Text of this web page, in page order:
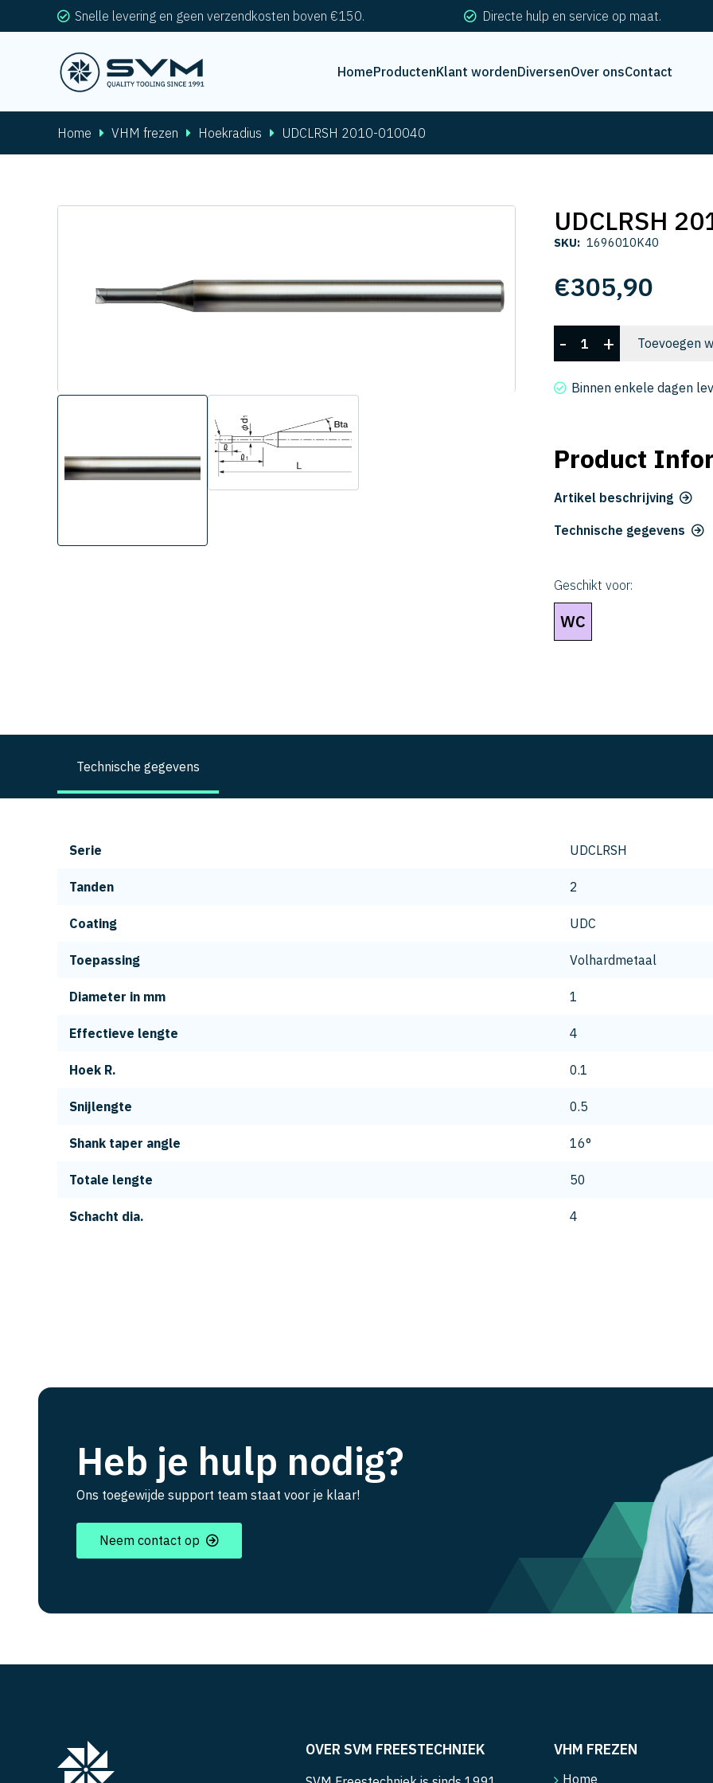
Snelle levering en geen verzendkosten boven €150. Directe hulp en service op maat.
HomeProductenKlant wordenDiversenOver onsContact
Home VHM frezen Hoekradius UDCLRSH 2010-010040
UDCLRSH
SKU: 1696010K40
€305,90
UDCLRSH
2010-
010040
- + Toevoegen
Binnen enkele dagen
Product
Artikel beschrijving
Technische gegevens
Geschikt voor:
WC
Technische gegevens
Serie UDCLRSH
Tanden 2
Coating UDC
Toepassing Volhardmetaal
Diameter in mm 1
Effectieve lengte 4
Hoek R. 0.1
Snijlengte 0.5
Shank taper angle 16°
Totale lengte 50
Schacht dia. 4
Heb je hulp nodig?
Ons toegewijde support team staat voor je klaar!
Neem contact op
OVER SVM FREESTECHNIEK VHM FREZEN
Home